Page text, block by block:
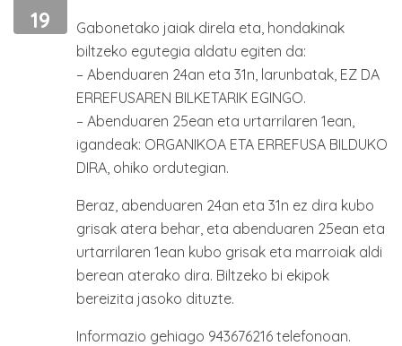
19
Gabonetako jaiak direla eta, hondakinak
biltzeko egutegia aldatu egiten da:
– Abenduaren 24an eta 31n, larunbatak, EZ DA
ERREFUSAREN BILKETARIK EGINGO.
– Abenduaren 25ean eta urtarrilaren 1ean,
igandeak: ORGANIKOA ETA ERREFUSA BILDUKO
DIRA, ohiko ordutegian.
Beraz, abenduaren 24an eta 31n ez dira kubo
grisak atera behar, eta abenduaren 25ean eta
urtarrilaren 1ean kubo grisak eta marroiak aldi
berean aterako dira. Biltzeko bi ekipok
bereizita jasoko dituzte.
Informazio gehiago 943676216 telefonoan.